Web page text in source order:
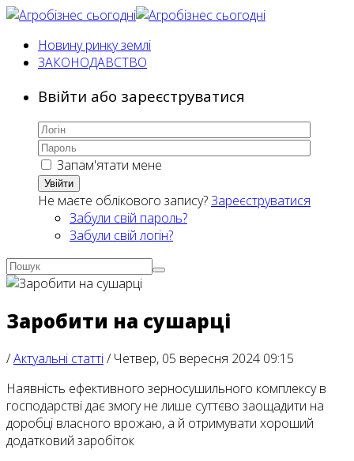
Новину ринку землі
ЗАКОНОДАВСТВО
Ввійти або зареєструватися
Запам'ятати мене
Увійти
Не маєте облікового запису?Зареєструватися
Забули свій пароль?
Забули свій логін?
Заробити на сушарці
/Актуальні статті/Четвер, 05 вересня 2024 09:15
Наявність ефективного зерносушильного комплексу в
господарстві дає змогу не лише суттєво заощадити на
доробці власного врожаю, а й отримувати хороший
додатковий заробіток